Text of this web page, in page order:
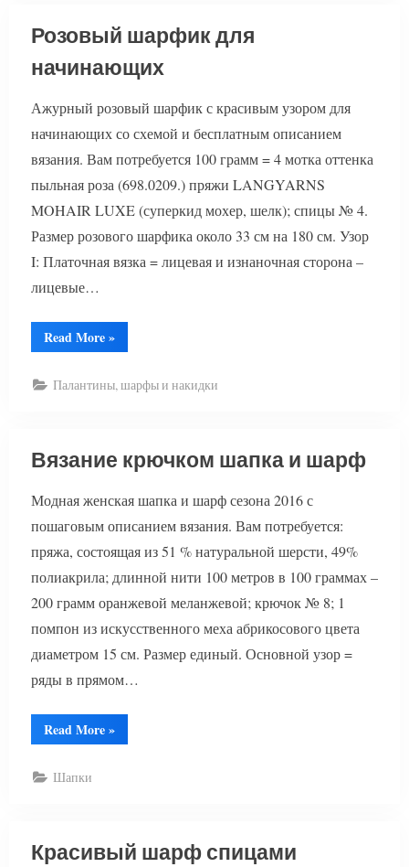
Розовый шарфик для
начинающих
Ажурный розовый шарфик с красивым узором для
начинающих со схемой и бесплатным описанием
вязания. Вам потребуется 100 грамм = 4 мотка оттенка
пыльная роза (698.0209.) пряжи LANGYARNS
MOHAIR LUXE (суперкид мохер, шелк); спицы № 4.
Размер розового шарфика около 33 см на 180 см. Узор
I: Платочная вязка = лицевая и изнаночная сторона –
лицевые…
Read More“Розовый
шарфик
»
Палантины, шарфы и накидки
Вязание крючком шапка и шарф
Модная женская шапка и шарф сезона 2016 с
пошаговым описанием вязания. Вам потребуется:
пряжа, состоящая из 51 % натуральной шерсти, 49%
полиакрила; длинной нити 100 метров в 100 граммах –
200 грамм оранжевой меланжевой; крючок № 8; 1
помпон из искусственного меха абрикосового цвета
диаметром 15 см. Размер единый. Основной узор =
ряды в прямом…
Read More“Вязание
крючком
»
Шапки
Красивый шарф спицами